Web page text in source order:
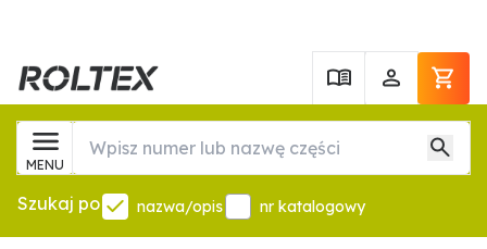
MENU
Szukaj po nazwa/opis nr katalogowy